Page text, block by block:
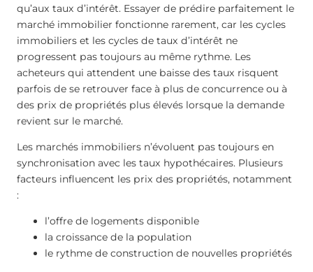
qu’aux taux d’intérêt. Essayer de prédire parfaitement le
marché immobilier fonctionne rarement, car les cycles
immobiliers et les cycles de taux d’intérêt ne
progressent pas toujours au même rythme. Les
acheteurs qui attendent une baisse des taux risquent
parfois de se retrouver face à plus de concurrence ou à
des prix de propriétés plus élevés lorsque la demande
revient sur le marché.
Les marchés immobiliers n’évoluent pas toujours en
synchronisation avec les taux hypothécaires. Plusieurs
facteurs influencent les prix des propriétés, notamment
:
l’offre de logements disponible
la croissance de la population
le rythme de construction de nouvelles propriétés